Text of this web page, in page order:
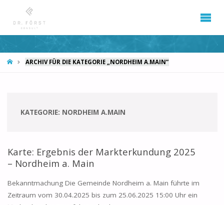
STARTARCHIV FÜR DIE KATEGORIE „NORDHEIM A.MAIN“
KATEGORIE: NORDHEIM A.MAIN
Karte: Ergebnis der Markterkundung 2025
– Nordheim a. Main
Bekanntmachung Die Gemeinde Nordheim a. Main führte im
Zeitraum vom 30.04.2025 bis zum 25.06.2025 15:00 Uhr ein